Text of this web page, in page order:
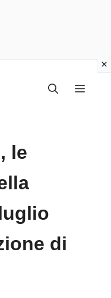
Menu
le
di